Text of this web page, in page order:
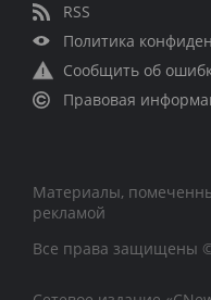
RSS
Политика
Сообщить об
Правовая
Материалы,
рекламой
Все права защищены